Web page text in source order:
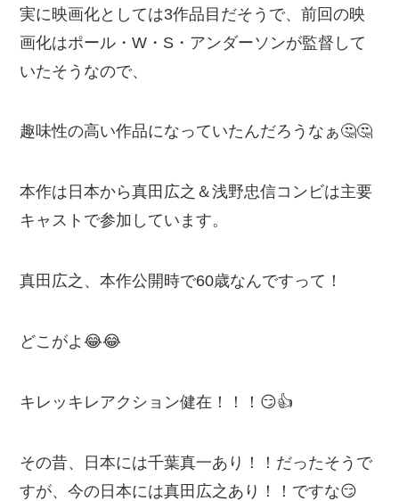
実に映画化としては3作品目だそうで、前回の映
画化はポール・W・S・アンダーソンが監督して
いたそうなので、
趣味性の高い作品になっていたんだろうなぁ🤔🤔
本作は日本から真田広之＆浅野忠信コンビは主要
キャストで参加しています。
真田広之、本作公開時で60歳なんですって！
どこがよ😂😂
キレッキレアクション健在！！！😏👍
その昔、日本には千葉真一あり！！だったそうで
すが、今の日本には真田広之あり！！ですな😏